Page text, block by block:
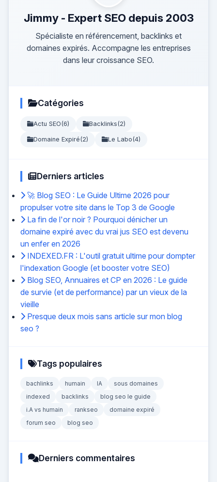
Jimmy - Expert SEO depuis 2003
Spécialiste en référencement, backlinks et
domaines expirés. Accompagne les entreprises
dans leur croissance SEO.
Catégories
Actu SEO(6) Backlinks(2)
Domaine Expiré(2) Le Labo(4)
Derniers articles
🚀 Blog SEO : Le Guide Ultime 2026 pour
propulser votre site dans le Top 3 de Google
La fin de l'or noir ? Pourquoi dénicher un
domaine expiré avec du vrai jus SEO est devenu
un enfer en 2026
INDEXED.FR : L'outil gratuit ultime pour dompter
l'indexation Google (et booster votre SEO)
Blog SEO, Annuaires et CP en 2026 : Le guide
de survie (et de performance) par un vieux de la
vieille
Presque deux mois sans article sur mon blog
seo ?
Tags populaires
bachlinks humain IA
sous domaines
indexed
backlinks
blog seo le guide
i.A vs humain
rankseo
domaine expiré
forum seo
blog seo
Derniers commentaires